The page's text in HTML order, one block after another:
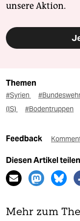
unsere Aktion.
Themen
#Syrien
(IS)
#Bodentruppen
Feedback
Diesen Artikel teilen
Mehr zum